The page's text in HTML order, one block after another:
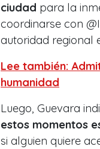
ciudad para la
coordinarse con
autoridad regional
Lee también:
humanidad
Luego, Guevara
estos momentos
si alguien quiere